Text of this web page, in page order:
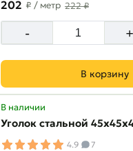
202 ₽ / метр 222 ₽
- +
В корзину
В наличии
Уголок стальной
4.9 7